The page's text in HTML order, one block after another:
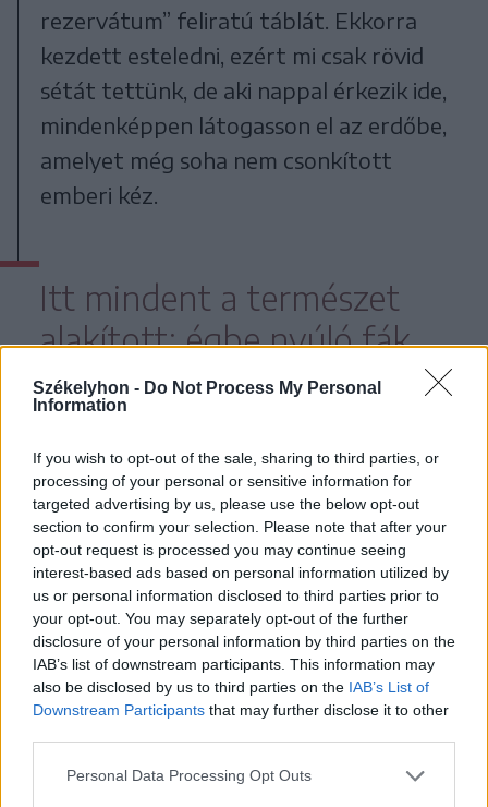
Székelyhon - Do Not Process My Personal
Information
If you wish to opt-out of the sale, sharing to third parties, or
processing of your personal or sensitive information for
targeted advertising by us, please use the below opt-out
section to confirm your selection. Please note that after your
opt-out request is processed you may continue seeing
interest-based ads based on personal information utilized by
us or personal information disclosed to third parties prior to
your opt-out. You may separately opt-out of the further
disclosure of your personal information by third parties on the
IAB’s list of downstream participants. This information may
also be disclosed by us to third parties on the IAB’s List of
Downstream Participants that may further disclose it to other
Personal Data Processing Opt Outs
rezervátum” feliratú táblát. Ekkorra
kezdett esteledni, ezért mi csak rövid
sétát tettünk, de aki nappal érkezik ide,
mindenképpen látogasson el az erdőbe,
amelyet még soha nem csonkított
emberi kéz.
Itt mindent a természet
alakított: égbe nyúló fák,
kristálytiszta patak,
érintetlen málnabokrok,
friss levegő fogad.
A területet 1904-ben nyilvánították
védetté – ez volt az első ilyen
Romániában –, ma pedig már az
UNESCO világörökség része.